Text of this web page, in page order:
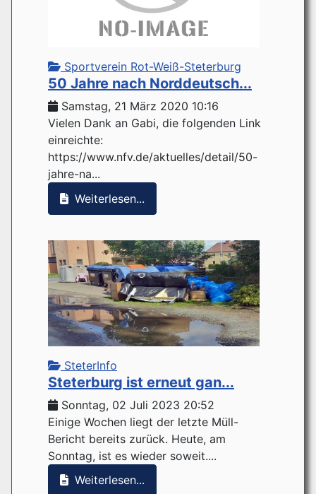
Sportverein Rot-Weiß-Steterburg
50 Jahre nach Norddeutsch...
Samstag, 21 März 2020 10:16
Vielen Dank an Gabi, die folgenden Link
einreichte:
https://www.nfv.de/aktuelles/detail/50-
jahre-na...
Weiterlesen...
SteterInfo
Steterburg ist erneut gan...
Sonntag, 02 Juli 2023 20:52
Einige Wochen liegt der letzte Müll-
Bericht bereits zurück. Heute, am
Sonntag, ist es wieder soweit....
Weiterlesen...